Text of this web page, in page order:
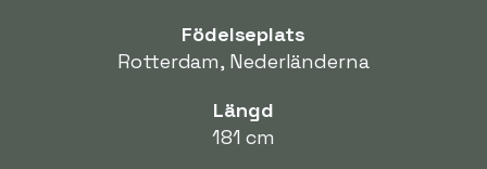
Födelseplats
Rotterdam, Nederländerna
Längd
181 cm